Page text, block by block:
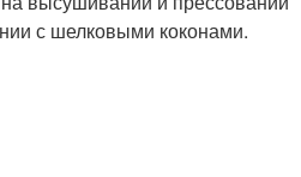
с шелковыми коконами.